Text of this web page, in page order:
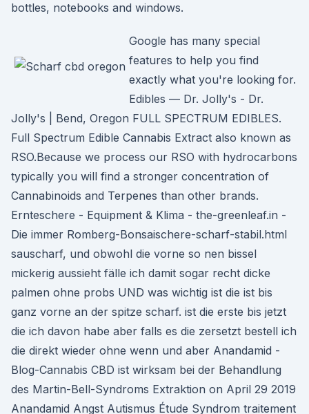
bottles, notebooks and windows.
Google has many special
features to help you find
exactly what you're looking for.
Edibles — Dr. Jolly's - Dr.
Jolly's | Bend, Oregon FULL SPECTRUM EDIBLES.
Full Spectrum Edible Cannabis Extract also known as
RSO.Because we process our RSO with hydrocarbons
typically you will find a stronger concentration of
Cannabinoids and Terpenes than other brands.
Ernteschere - Equipment & Klima - the-greenleaf.in -
Die immer Romberg-Bonsaischere-scharf-stabil.html
sauscharf, und obwohl die vorne so nen bissel
mickerig aussieht fälle ich damit sogar recht dicke
palmen ohne probs UND was wichtig ist die ist bis
ganz vorne an der spitze scharf. ist die erste bis jetzt
die ich davon habe aber falls es die zersetzt bestell ich
die direkt wieder ohne wenn und aber Anandamid -
Blog-Cannabis CBD ist wirksam bei der Behandlung
des Martin-Bell-Syndroms Extraktion on April 29 2019
Anandamid Angst Autismus Étude Syndrom traitement